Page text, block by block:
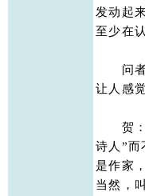
发动起
至少在
问者
让人感
贺：
诗人”而
是作家
当然，